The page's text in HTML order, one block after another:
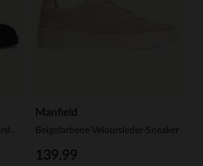
Manfield
Beigefarbene Veloursleder-Sneaker
139.99